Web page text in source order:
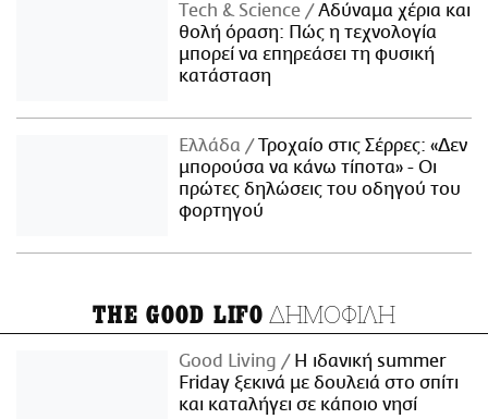
Τech & Science
Αδύναμα χέρια και
θολή όραση: Πώς η τεχνολογία
μπορεί να επηρεάσει τη φυσική
κατάσταση
Ελλάδα
Τροχαίο στις Σέρρες: «Δεν
μπορούσα να κάνω τίποτα» - Οι
πρώτες δηλώσεις του οδηγού του
φορτηγού
THE GOOD LIFO ΔΗΜΟΦΙΛΗ
Good Living
Η ιδανική summer
Friday ξεκινά με δουλειά στο σπίτι
και καταλήγει σε κάποιο νησί